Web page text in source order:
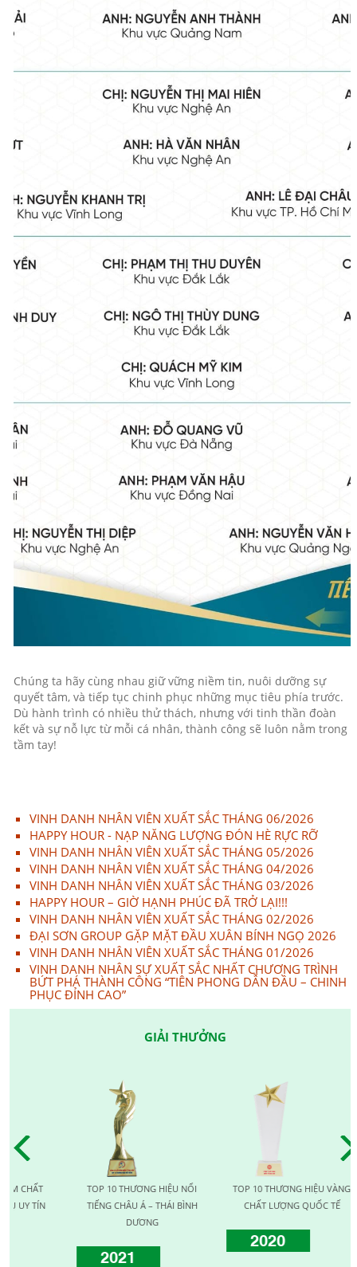
Chúng ta hãy cùng nhau giữ vững niềm tin, nuôi dưỡng sự
quyết tâm, và tiếp tục chinh phục những mục tiêu phía trước.
Dù hành trình có nhiều thử thách, nhưng với tinh thần đoàn
kết và sự nỗ lực từ mỗi cá nhân, thành công sẽ luôn nằm trong
tầm tay!
VINH DANH NHÂN VIÊN XUẤT SẮC THÁNG 06/2026
HAPPY HOUR - NẠP NĂNG LƯỢNG ĐÓN HÈ RỰC RỠ
VINH DANH NHÂN VIÊN XUẤT SẮC THÁNG 05/2026
VINH DANH NHÂN VIÊN XUẤT SẮC THÁNG 04/2026
VINH DANH NHÂN VIÊN XUẤT SẮC THÁNG 03/2026
HAPPY HOUR – GIỜ HẠNH PHÚC ĐÃ TRỞ LẠI!!!
VINH DANH NHÂN VIÊN XUẤT SẮC THÁNG 02/2026
ĐẠI SƠN GROUP GẶP MẶT ĐẦU XUÂN BÍNH NGỌ 2026
VINH DANH NHÂN VIÊN XUẤT SẮC THÁNG 01/2026
VINH DANH NHÂN SỰ XUẤT SẮC NHẤT CHƯƠNG TRÌNH
BỨT PHÁ THÀNH CÔNG “TIÊN PHONG DẪN ĐẦU – CHINH
PHỤC ĐỈNH CAO”
GIẢI THƯỞNG
TOP 10 THƯƠNG HIỆU NỔI
TIẾNG CHÂU Á – THÁI BÌNH
DƯƠNG
2021
TOP 10 THƯƠNG HIỆU VÀNG
CHẤT LƯỢNG QUỐC TẾ
2020